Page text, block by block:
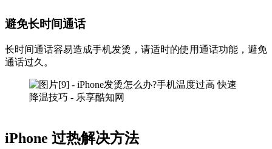
避免长时间通话
长时间通话容易造成手机发烫，请适时的使用通话功能，避免
通话过久。
iPhone 过热解决方法